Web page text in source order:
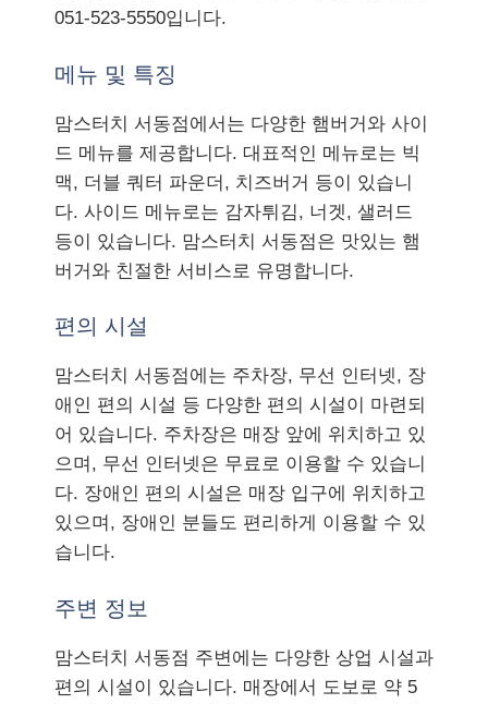
051-523-5550입니다.
메뉴 및 특징
맘스터치 서동점에서는 다양한 햄버거와 사이
드 메뉴를 제공합니다. 대표적인 메뉴로는 빅
맥, 더블 쿼터 파운더, 치즈버거 등이 있습니
다. 사이드 메뉴로는 감자튀김, 너겟, 샐러드
등이 있습니다. 맘스터치 서동점은 맛있는 햄
버거와 친절한 서비스로 유명합니다.
편의 시설
맘스터치 서동점에는 주차장, 무선 인터넷, 장
애인 편의 시설 등 다양한 편의 시설이 마련되
어 있습니다. 주차장은 매장 앞에 위치하고 있
으며, 무선 인터넷은 무료로 이용할 수 있습니
다. 장애인 편의 시설은 매장 입구에 위치하고
있으며, 장애인 분들도 편리하게 이용할 수 있
습니다.
주변 정보
맘스터치 서동점 주변에는 다양한 상업 시설과
편의 시설이 있습니다. 매장에서 도보로 약 5